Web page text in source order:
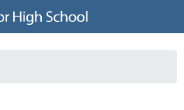
to navigation